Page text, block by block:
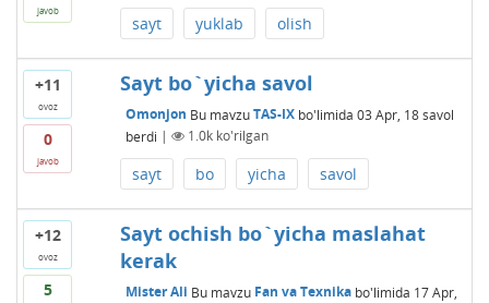
javob
sayt yuklab olish
+11
ovoz
0
javob
Sayt bo`yicha savol
Omonjon Bu mavzuTAS-IXbo'limida 03 Apr, 18 savol
berdi | 1.0kko'rilgan
sayt bo yicha savol
+12
ovoz
5
Sayt ochish bo`yicha maslahat
kerak
Mister Ali Bu mavzu Fan va Texnikabo'limida 17 Apr,